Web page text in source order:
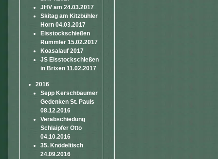
JHV am 24.03.2017
Skitag am Kitzbühler
Horn 04.03.2017
Eisstockschießen
Rummler 15.02.2017
Koasalauf 2017
JS Eisstockschießen
in Brixen 11.02.2017
2016
Sepp Kerschbaumer
Gedenken St. Pauls
08.12.2016
Verabschiedung
Schlaipfer Otto
04.10.2016
35. Knödeltisch
24.09.2016